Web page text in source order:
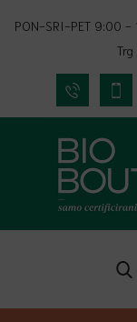
PON-SRI-PET 9:00 -